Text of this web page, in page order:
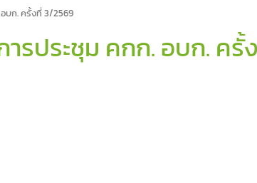
อบก. ครั้งที่ 3/2569
ารประชุม คกก. อบก. ค